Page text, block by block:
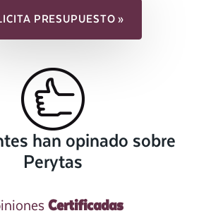
PRESUPUESTO »
han opinado sobre
Perytas
Certificadas